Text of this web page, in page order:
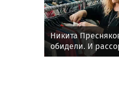
Никита
обидели. И
политики